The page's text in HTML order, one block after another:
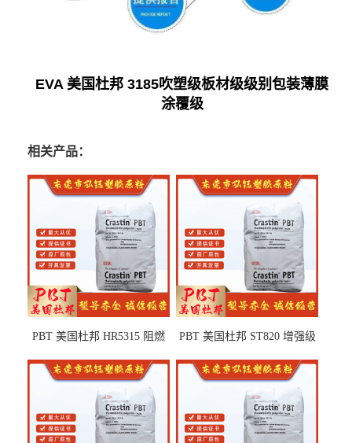
EVA 美国杜邦 3185吹塑级板材级级别包装薄膜
涂覆级
相关产品：
PBT 美国杜邦 HR5315 阻燃
部件
PBT 美国杜邦 ST820 增强级